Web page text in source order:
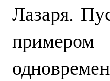
Лазаря.
примером